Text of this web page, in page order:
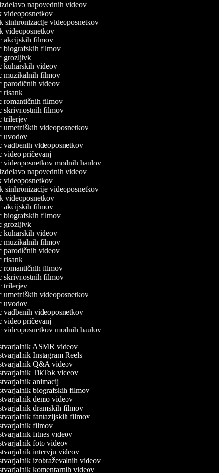
izdelavo napovednih videov
videoposnetkov
sinhronizacije videoposnetkov
videoposnetkov
akcijskih filmov
biografskih filmov
grozljivk
kuharskih videov
muzikalnih filmov
parodičnih videov
risank
romantičnih filmov
skrivnostnih filmov
trilerjev
umetniških videoposnetkov
uvodov
vadbenih videoposnetkov
video pričevanj
videoposnetkov modnih haulov
izdelavo napovednih videov
videoposnetkov
sinhronizacije videoposnetkov
videoposnetkov
akcijskih filmov
biografskih filmov
grozljivk
kuharskih videov
muzikalnih filmov
parodičnih videov
risank
romantičnih filmov
skrivnostnih filmov
trilerjev
umetniških videoposnetkov
uvodov
vadbenih videoposnetkov
video pričevanj
videoposnetkov modnih haulov
ASMR videov
Instagram Reels
Q&A videov
TikTok videov
animacij
biografskih filmov
demo videov
dramskih filmov
fantazijskih filmov
filmov
fitnes videov
foto videov
intervju videov
izobraževalnih videov
komentarnih videov